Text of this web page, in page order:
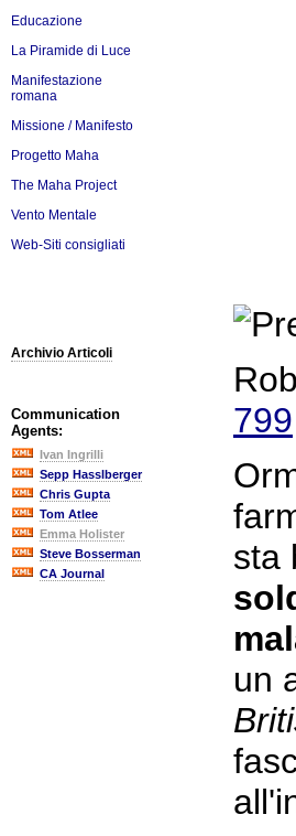
Educazione
La Piramide di Luce
Manifestazione
romana
Missione / Manifesto
Progetto Maha
The Maha Project
Vento Mentale
Web-Siti consigliati
Archivio Articoli
Communication
Agents:
Ivan Ingrilli
Sepp Hasslberger
Chris Gupta
Tom Atlee
Emma Holister
Steve Bosserman
CA Journal
799
sta
un